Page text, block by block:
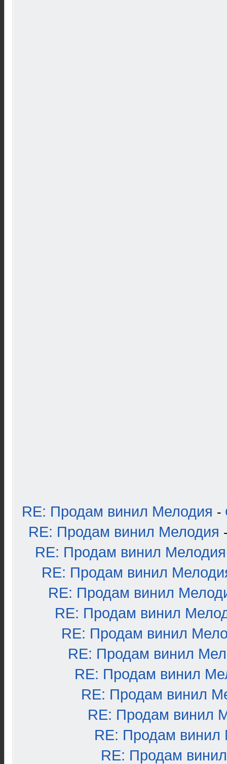
RE: Продам винил Мелодия -
RE: Продам винил Мелодия
RE: Продам винил Мелодия
RE: Продам винил
RE: Продам винил
RE: Продам винил
RE: Продам винил
RE: Продам винил
RE: Продам винил
RE: Продам винил
RE: Продам винил
RE: Продам винил
RE: Продам